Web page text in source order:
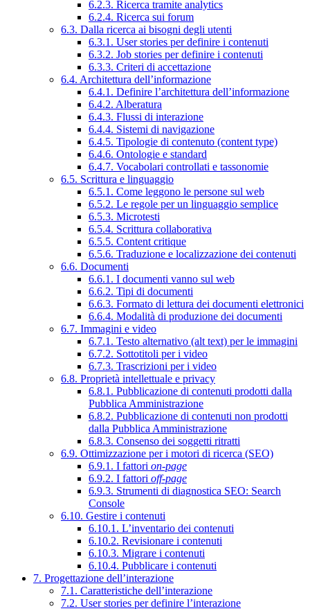
6.2.3. Ricerca tramite analytics
6.2.4. Ricerca sui forum
6.3. Dalla ricerca ai bisogni degli utenti
6.3.1. User stories per definire i contenuti
6.3.2. Job stories per definire i contenuti
6.3.3. Criteri di accettazione
6.4. Architettura dell’informazione
6.4.1. Definire l’architettura dell’informazione
6.4.2. Alberatura
6.4.3. Flussi di interazione
6.4.4. Sistemi di navigazione
6.4.5. Tipologie di contenuto (content type)
6.4.6. Ontologie e standard
6.4.7. Vocabolari controllati e tassonomie
6.5. Scrittura e linguaggio
6.5.1. Come leggono le persone sul web
6.5.2. Le regole per un linguaggio semplice
6.5.3. Microtesti
6.5.4. Scrittura collaborativa
6.5.5. Content critique
6.5.6. Traduzione e localizzazione dei contenuti
6.6. Documenti
6.6.1. I documenti vanno sul web
6.6.2. Tipi di documenti
6.6.3. Formato di lettura dei documenti elettronici
6.6.4. Modalità di produzione dei documenti
6.7. Immagini e video
6.7.1. Testo alternativo (alt text) per le immagini
6.7.2. Sottotitoli per i video
6.7.3. Trascrizioni per i video
6.8. Proprietà intellettuale e privacy
6.8.1. Pubblicazione di contenuti prodotti dalla
Pubblica Amministrazione
6.8.2. Pubblicazione di contenuti non prodotti
dalla Pubblica Amministrazione
6.8.3. Consenso dei soggetti ritratti
6.9. Ottimizzazione per i motori di ricerca (SEO)
6.9.1. I fattori on-page
6.9.2. I fattori off-page
6.9.3. Strumenti di diagnostica SEO: Search
Console
6.10. Gestire i contenuti
6.10.1. L’inventario dei contenuti
6.10.2. Revisionare i contenuti
6.10.3. Migrare i contenuti
6.10.4. Pubblicare i contenuti
7. Progettazione dell’interazione
7.1. Caratteristiche dell’interazione
7.2. User stories per definire l’interazione